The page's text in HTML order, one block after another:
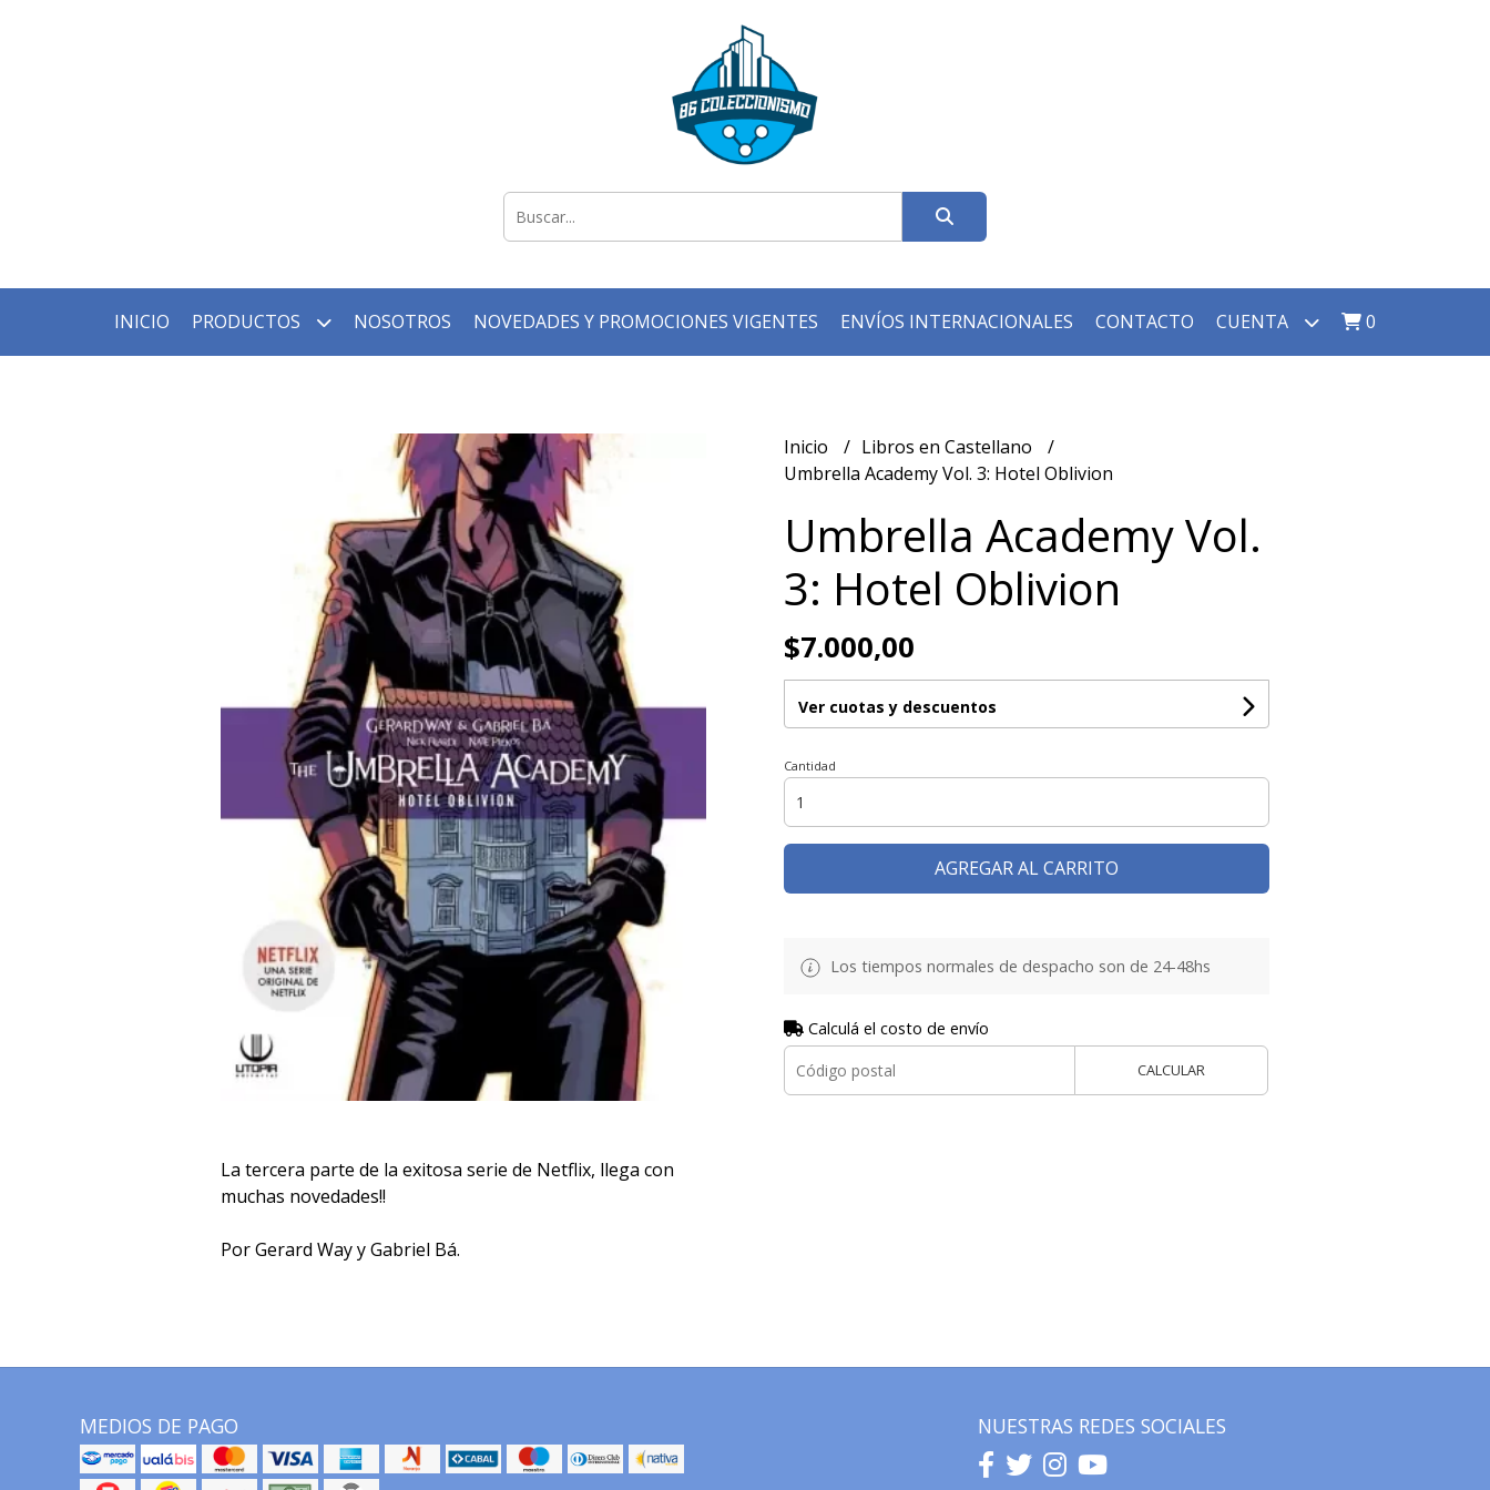
INICIO PRODUCTOS NOSOTROS NOVEDADES Y PROMOCIONES VIGENTES ENVÍOS INTERNACIONALES CONTACTO CUENTA 0
La tercera parte de la exitosa serie de Netflix, llega con
muchas novedades!!
Por Gerard Way y Gabriel Bá.
Inicio
Libros en Castellano
Umbrella Academy Vol. 3: Hotel Oblivion
Umbrella Academy Vol.
3: Hotel Oblivion
$7.000,00
Ver cuotas y descuentos
Cantidad
AGREGAR AL CARRITO
Los tiempos normales de despacho son de 24-48hs
Calculá el costo de envío
CALCULAR
MEDIOS DE PAGO NUESTRAS REDES SOCIALES